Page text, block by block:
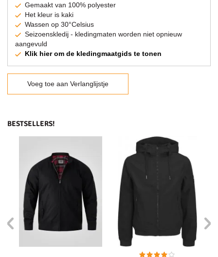
Gemaakt van 100% polyester
Het kleur is kaki
Wassen op 30°Celsius
Seizoenskledij - kledingmaten worden niet opnieuw
aangevuld
Klik hier om de kledingmaatgids te tonen
Voeg toe aan Verlanglijstje
BESTSELLERS!